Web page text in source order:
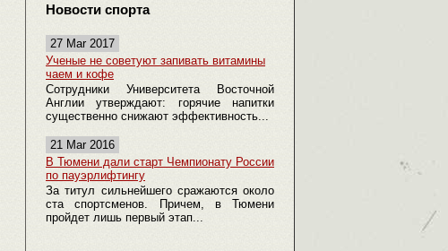
Новости спорта
27 Mar 2017
Ученые не советуют запивать витамины
чаем и кофе
Сотрудники Университета Восточной
Англии утверждают: горячие напитки
существенно снижают эффективность...
21 Mar 2016
В Тюмени дали старт Чемпионату России
по пауэрлифтингу
За титул сильнейшего сражаются около
ста спортсменов. Причем, в Тюмени
пройдет лишь первый этап...